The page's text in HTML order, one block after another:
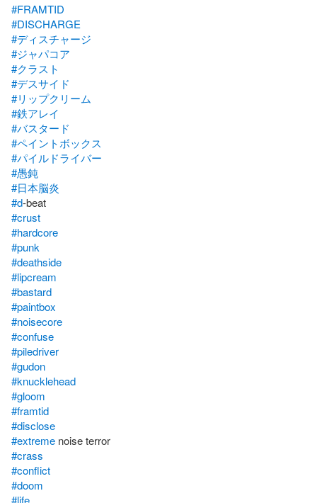
#FRAMTID
#DISCHARGE
#ディスチャージ
#ジャパコア
#クラスト
#デスサイド
#リップクリーム
#鉄アレイ
#バスタード
#ペイントボックス
#パイルドライバー
#愚鈍
#日本脳炎
#d
#crust
#hardcore
#punk
#deathside
#lipcream
#bastard
#paintbox
#noisecore
#confuse
#piledriver
#gudon
#knucklehead
#gloom
#framtid
#disclose
#extreme
#crass
#conflict
#doom
#life